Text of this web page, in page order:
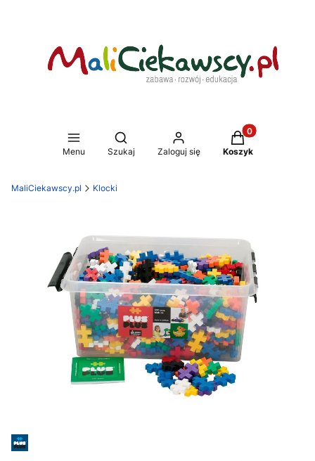
Menu
Otwórz wyszukiwarkę
Szukaj Zaloguj się
Produkty w
Koszyk
MaliCiekawscy.pl Klocki